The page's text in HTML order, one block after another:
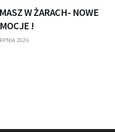
W ŻARACH- NOWE
!
2026